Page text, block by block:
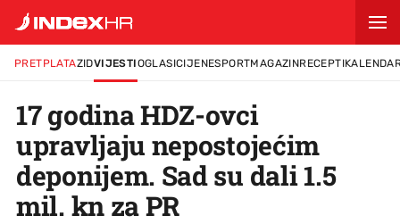
PRETPLATAZIDVIJESTIOGLASICIJENESPORTMAGAZINRECEPTI
17 godina HDZ-ovci
upravljaju nepostojećim
deponijem. Sad su dali 1.5
mil. kn za PR